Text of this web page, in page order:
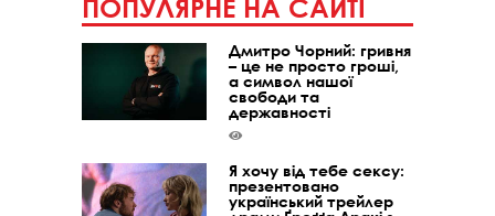
ПОПУЛЯРНЕ НА САЙТІ
Дмитро Чорний: гривня
– це не просто гроші,
а символ нашої
свободи та
державності
Я хочу від тебе сексу:
презентовано
український трейлер